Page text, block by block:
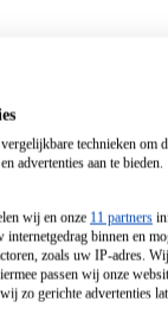
technieken om
advertenties aan te bieden.
wij en onze 11 partners
internetgedrag binnen en
zoals uw IP-adres.
passen wij onze
zo gerichte advertenties